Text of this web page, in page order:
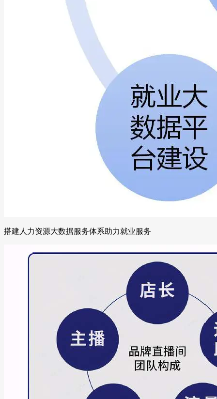
搭建人力资源大数据服务体系助力就业服务